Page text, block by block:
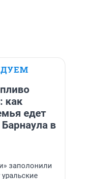
как
едет
в
заполонили